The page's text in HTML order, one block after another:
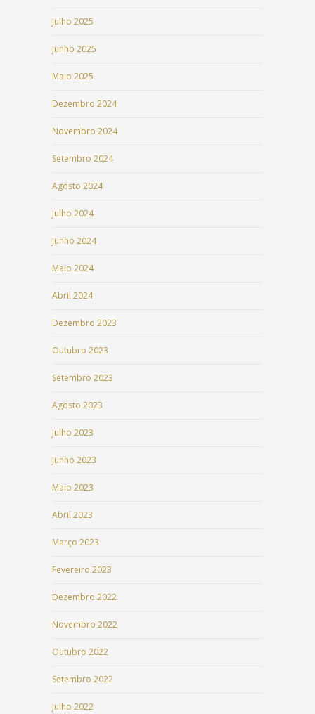
Julho 2025
Junho 2025
Maio 2025
Dezembro 2024
Novembro 2024
Setembro 2024
Agosto 2024
Julho 2024
Junho 2024
Maio 2024
Abril 2024
Dezembro 2023
Outubro 2023
Setembro 2023
Agosto 2023
Julho 2023
Junho 2023
Maio 2023
Abril 2023
Março 2023
Fevereiro 2023
Dezembro 2022
Novembro 2022
Outubro 2022
Setembro 2022
Julho 2022